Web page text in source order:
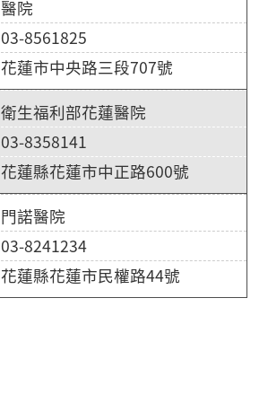
醫院
03-8561825
花蓮市中央路三段707號
衛生福利部花蓮醫院
03-8358141
花蓮縣花蓮市中正路600號
門諾醫院
03-8241234
花蓮縣花蓮市民權路44號